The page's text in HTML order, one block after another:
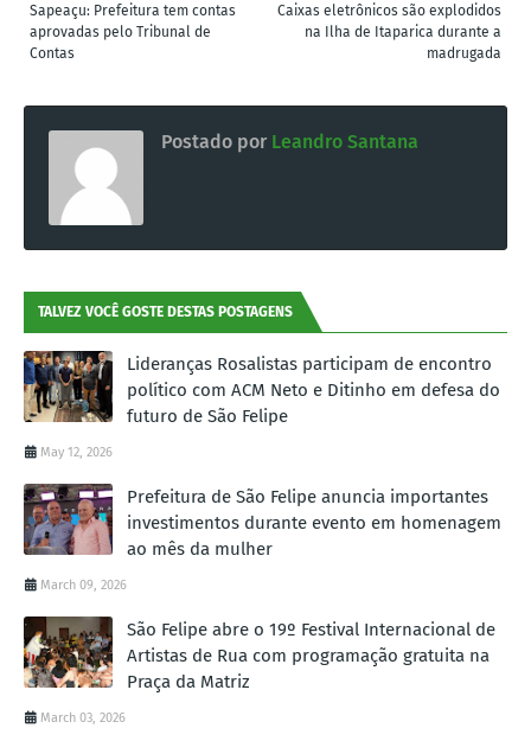
Caixas eletrônicos são explodidos
na Ilha de Itaparica durante a
madrugada
Sapeaçu: Prefeitura tem contas
aprovadas pelo Tribunal de
Contas
Postado por Leandro Santana
TALVEZ VOCÊ GOSTE DESTAS POSTAGENS
Lideranças Rosalistas participam de encontro
político com ACM Neto e Ditinho em defesa do
futuro de São Felipe
May 12, 2026
Prefeitura de São Felipe anuncia importantes
investimentos durante evento em homenagem
ao mês da mulher
March 09, 2026
São Felipe abre o 19º Festival Internacional de
Artistas de Rua com programação gratuita na
Praça da Matriz
March 03, 2026